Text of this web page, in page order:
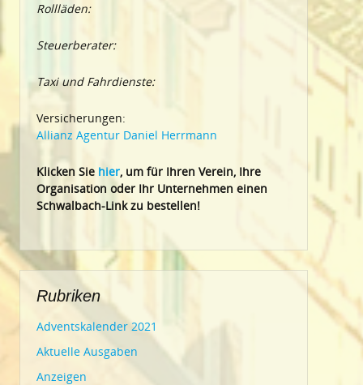
Rollläden:
Steuerberater:
Taxi und Fahrdienste:
Versicherungen:
Allianz Agentur Daniel Herrmann
Klicken Sie hier, um für Ihren Verein, Ihre
Organisation oder Ihr Unternehmen einen
Schwalbach-Link zu bestellen!
Rubriken
Adventskalender 2021
Aktuelle Ausgaben
Anzeigen